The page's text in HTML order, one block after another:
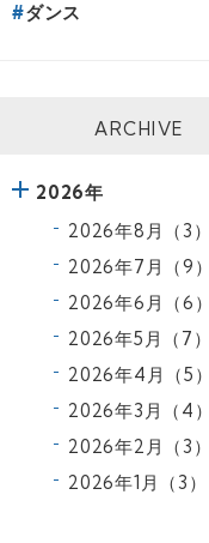
ダンス
ARCHIVE
2026年
2026年8月（3）
2026年7月（9）
2026年6月（6）
2026年5月（7）
2026年4月（5）
2026年3月（4）
2026年2月（3）
2026年1月（3）